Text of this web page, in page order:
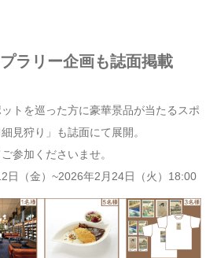
ラリー企画も誌面掲載
トを巡った方に豪華景品が当たるスポ
見狩り」も誌面にて展開。
参加くださいませ。
日（金）~2026年2月24日（火）18:00